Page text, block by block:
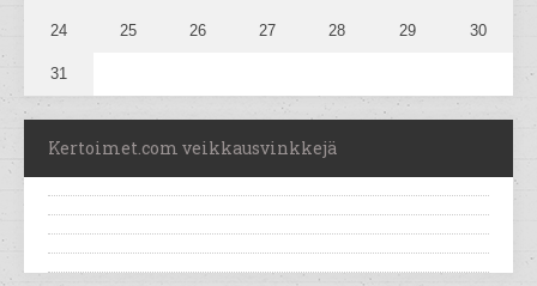
24 25 26 27 28 29 30
31
Kertoimet.com veikkausvinkkejä